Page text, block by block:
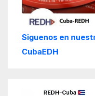
Siguenos en
CubaEDH